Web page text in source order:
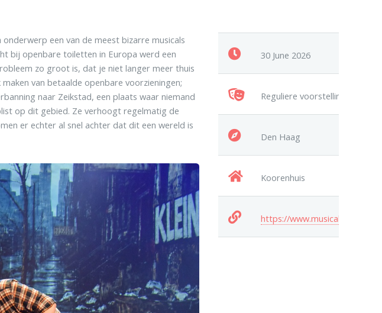
een van de meest bizarre musicals
bij openbare toiletten in Europa werd een
zo groot is, dat je niet langer meer thuis
van betaalde openbare voorzieningen;
naar Zeikstad, een plaats waar niemand
op dit gebied. Ze verhoogt regelmatig de
er echter al snel achter dat dit een wereld is
30 June 2026
Reguliere voorstelling
Den Haag
Koorenhuis
https://